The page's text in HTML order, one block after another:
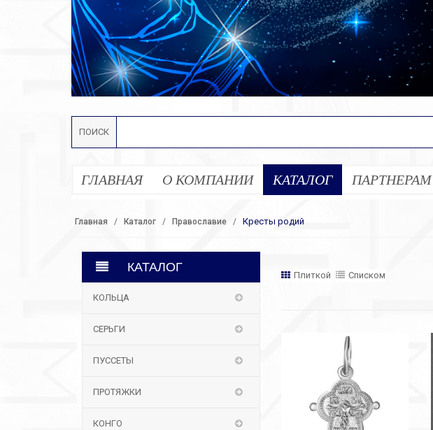
ПОИСК
ГЛАВНАЯ О КОМПАНИИ КАТАЛОГ ПАРТНЕРАМ
Главная Каталог Православие Кресты родий
КАТАЛОГ
КОЛЬЦА
СЕРЬГИ
ПУССЕТЫ
ПРОТЯЖКИ
КОНГО
Плиткой Списком